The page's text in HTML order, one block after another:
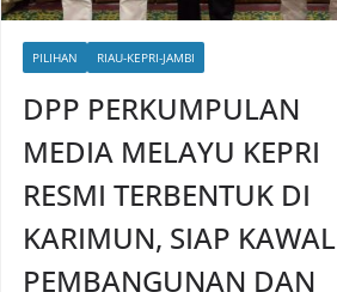
PILIHAN RIAU-KEPRI-JAMBI
DPP PERKUMPULAN
MEDIA MELAYU KEPRI
RESMI TERBENTUK DI
KARIMUN, SIAP KAWAL
PEMBANGUNAN DAN